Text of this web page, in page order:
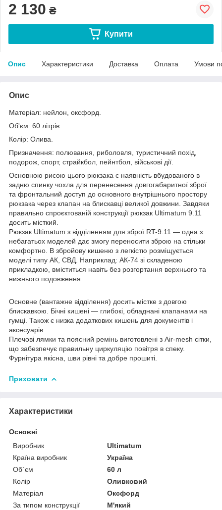
2 130 ₴
Купити
Опис Характеристики Доставка Оплата Умови
Опис
Матеріал: нейлон, оксфорд.
Об'єм: 60 літрів.
Колір: Олива.
Призначення: полювання, риболовля, туристичний похід,
подорож, спорт, страйкбол, пейнтбол, військові дії.
Основною рисою цього рюкзака є наявність вбудованого в
задню спинку чохла для перенесення довгогабаритної зброї
та фронтальний доступ до основного внутрішнього простору
рюкзака через клапан на блискавці великої довжини. Завдяки
правильно спроєктованій конструкції рюкзак Ultimatum 9.11
досить місткий.
Рюкзак Ultimatum з відділенням для зброї RT-9.11 — одна з
небагатьох моделей дає змогу переносити зброю на стільки
комфортно. В збройову кишеню з легкістю розміщується
моделі типу АК, СВД. Наприклад: АК-74 зі складеною
прикладкою, вміститься навіть без розгортання верхнього та
нижнього подовження.
Основне (вантажне відділення) досить містке з довгою
блискавкою. Бічні кишені — глибокі, обладнані клапанами на
гумці. Також є низка додаткових кишень для документів і
аксесуарів.
Плечові лямки та поясний ремінь виготовлені з Air-mesh сітки,
що забезпечує правильну циркуляцію повітря в спеку.
Фурнітура якісна, шви рівні та добре прошиті.
Приховати
Характеристики
Основні
Виробник
Ultimatum
Країна виробник
Україна
Об`єм
60 л
Колір
Оливковий
Матеріал
Оксфорд
За типом конструкції
М'який